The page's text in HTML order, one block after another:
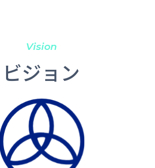
Vision
ビジョン